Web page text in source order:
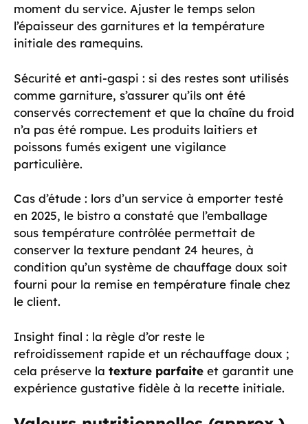
moment du service. Ajuster le temps selon
l’épaisseur des garnitures et la température
initiale des ramequins.
Sécurité et anti-gaspi : si des restes sont utilisés
comme garniture, s’assurer qu’ils ont été
conservés correctement et que la chaîne du froid
n’a pas été rompue. Les produits laitiers et
poissons fumés exigent une vigilance
particulière.
Cas d’étude : lors d’un service à emporter testé
en 2025, le bistro a constaté que l’emballage
sous température contrôlée permettait de
conserver la texture pendant 24 heures, à
condition qu’un système de chauffage doux soit
fourni pour la remise en température finale chez
le client.
Insight final : la règle d’or reste le
refroidissement rapide et un réchauffage doux ;
cela préserve la texture parfaite et garantit une
expérience gustative fidèle à la recette initiale.